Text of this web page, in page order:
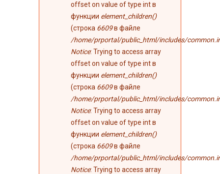
offset on value of type int в
функции element_children()
(строка 6609в файле
/home/prportal/public_html/includes/
Notice: Trying to access array
offset on value of type int в
функции element_children()
(строка 6609в файле
/home/prportal/public_html/includes/
Notice: Trying to access array
offset on value of type int в
функции element_children()
(строка 6609в файле
/home/prportal/public_html/includes/
Notice: Trying to access array